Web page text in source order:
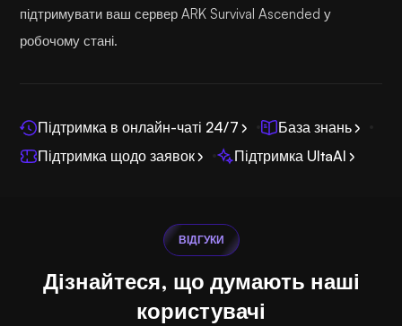
підтримувати ваш сервер ARK Survival Ascended у
робочому стані.
Підтримка в онлайн-чаті 24/7
База знань
Підтримка щодо заявок
Підтримка UltaAI
ВІДГУКИ
Дізнайтеся, що думають наші
користувачі